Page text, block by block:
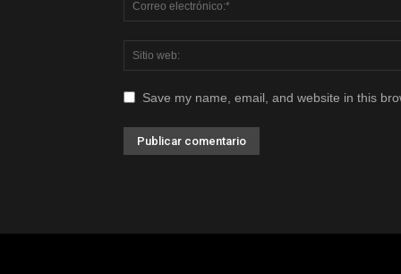
Save my name, email, and website in this